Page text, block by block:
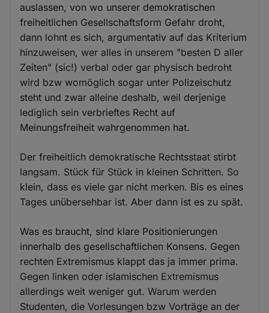
auslassen, von wo unserer demokratischen
freiheitlichen Gesellschaftsform Gefahr droht,
dann lohnt es sich, argumentativ auf das Kriterium
hinzuweisen, wer alles in unserem "besten D aller
Zeiten" (sic!) verbal oder gar physisch bedroht
wird bzw womöglich sogar unter Polizeischutz
steht und zwar alleine deshalb, weil derjenige
lediglich sein verbrieftes Recht auf
Meinungsfreiheit wahrgenommen hat.
Der freiheitlich demokratische Rechtsstaat stirbt
langsam. Stück für Stück in kleinen Schritten. So
klein, dass es viele gar nicht merken. Bis es eines
Tages unübersehbar ist. Aber dann ist es zu spät.
Was es braucht, sind klare Positionierungen
innerhalb des gesellschaftlichen Konsens. Gegen
rechten Extremismus klappt das ja immer prima.
Gegen linken oder islamischen Extremismus
allerdings weit weniger gut. Warum werden
Studenten, die Vorlesungen bzw Vorträge an der